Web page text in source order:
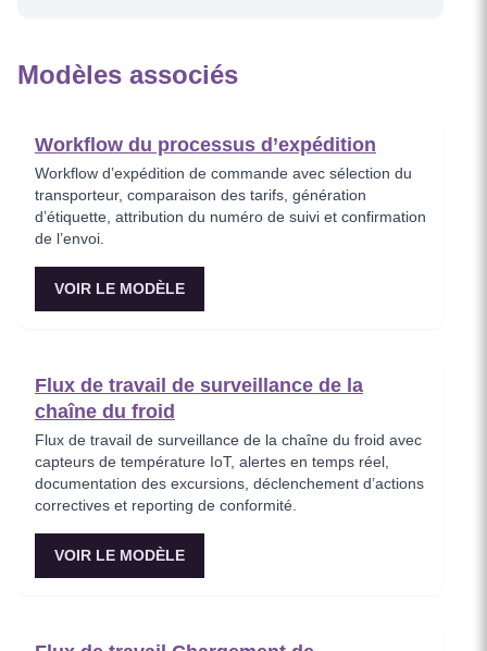
Modèles associés
Workflow du processus d’expédition
Workflow d’expédition de commande avec sélection du
transporteur, comparaison des tarifs, génération
d’étiquette, attribution du numéro de suivi et confirmation
de l’envoi.
VOIR LE MODÈLE
Flux de travail de surveillance de la
chaîne du froid
Flux de travail de surveillance de la chaîne du froid avec
capteurs de température IoT, alertes en temps réel,
documentation des excursions, déclenchement d’actions
correctives et reporting de conformité.
VOIR LE MODÈLE